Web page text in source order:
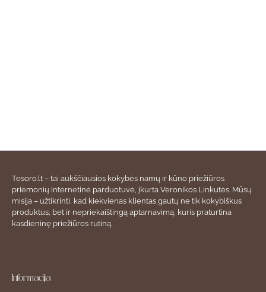
Tesoro.lt – tai aukščiausios kokybės namų ir kūno priežiūros
priemonių internetinė parduotuvė, įkurta Veronikos Linkutės. Mūsų
misija – užtikrinti, kad kiekvienas klientas gautų ne tik kokybiškus
produktus, bet ir nepriekaištingą aptarnavimą, kuris praturtina
kasdieninę priežiūros rutiną.
Informacija